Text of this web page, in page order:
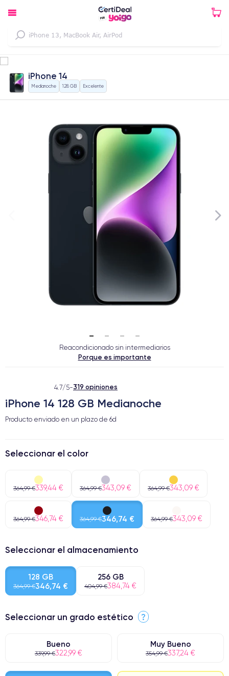
iPhone 14
Medianoche 128 GB Excelente
Reacondicionado sin intermediarios
Porque es importante
4.7/5-319 opiniones
iPhone 14 128 GB Medianoche
Producto enviado en un plazo de 6d
Seleccionar el color
364,99 €339,44 € 364,99 €343,09 € 364,99 €343,09 €
364,99 €346,74 € 364,99 €346,74 € 364,99 €343,09 €
Seleccionar el almacenamiento
128 GB
364,99 €346,74 €
256 GB
404,99 €384,74 €
Seleccionar un grado estético ?
Bueno
339,99 €322,99 €
Muy Bueno
354,99 €337,24 €